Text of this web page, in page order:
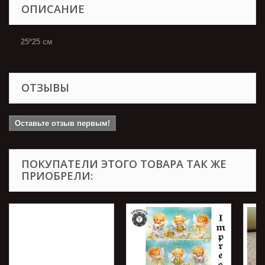
ОПИСАНИЕ
25*25 см
ОТЗЫВЫ
Оставьте отзыв первым!
ПОКУПАТЕЛИ ЭТОГО ТОВАРА ТАК ЖЕ
ПРИОБРЕЛИ: